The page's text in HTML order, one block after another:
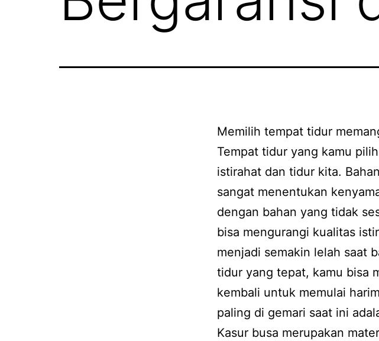
Memilih tempat tidur
Tempat tidur yang kamu
istirahat dan tidur kita.
sangat menentukan
dengan bahan yang tidak
bisa mengurangi kualitas
menjadi semakin lelah saat
tidur yang tepat, kamu bisa
kembali untuk memulai
paling di gemari saat ini
Kasur busa merupakan